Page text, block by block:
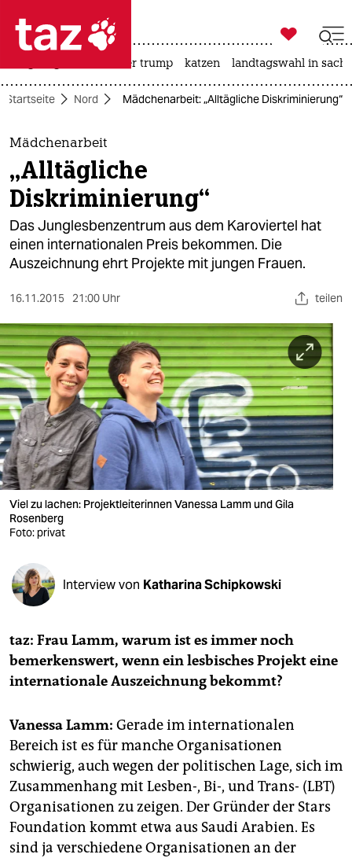
 taz zahl ich
taz zahl ich
themen
politik
öko
gesellschaft
sport
berlin
nord
wahrheit
verlag
verlag
veranstaltungen
fragen & hilfe
abo
genossenschaft

taz zahl ich
usa unter trump katzen landtagswahl in
Startseite Nord Mädchenarbeit: „Alltägliche Diskriminierung“
Mädchenarbeit
„Alltägliche
Diskriminierung“
Das Junglesbenzentrum aus dem Karoviertel hat
einen internationalen Preis bekommen. Die
Auszeichnung ehrt Projekte mit jungen Frauen.
16.11.2015 21:00 Uhr teilen
Viel zu lachen: Projektleiterinnen Vanessa Lamm und Gila
Rosenberg
Foto: privat
Interview von Katharina Schipkowski
taz: Frau Lamm, warum ist es immer noch
bemerkenswert, wenn ein lesbisches Projekt eine
internationale Auszeichnung bekommt?
Vanessa Lamm: Gerade im internationalen
Bereich ist es für manche Organisationen
schwierig, auch wegen der politischen Lage, sich im
Zusammenhang mit Lesben-, Bi-, und Trans- (LBT)
Organisationen zu zeigen. Der Gründer der Stars
Foundation kommt etwa aus Saudi Arabien. Es
sind ja verschiedene Organisationen an der